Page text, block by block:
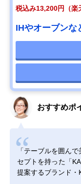
税込み13,200円（楽
IHやオーブンな
おすすめポ
「テーブルを囲ん
セプトを持った「
提案するブランド・